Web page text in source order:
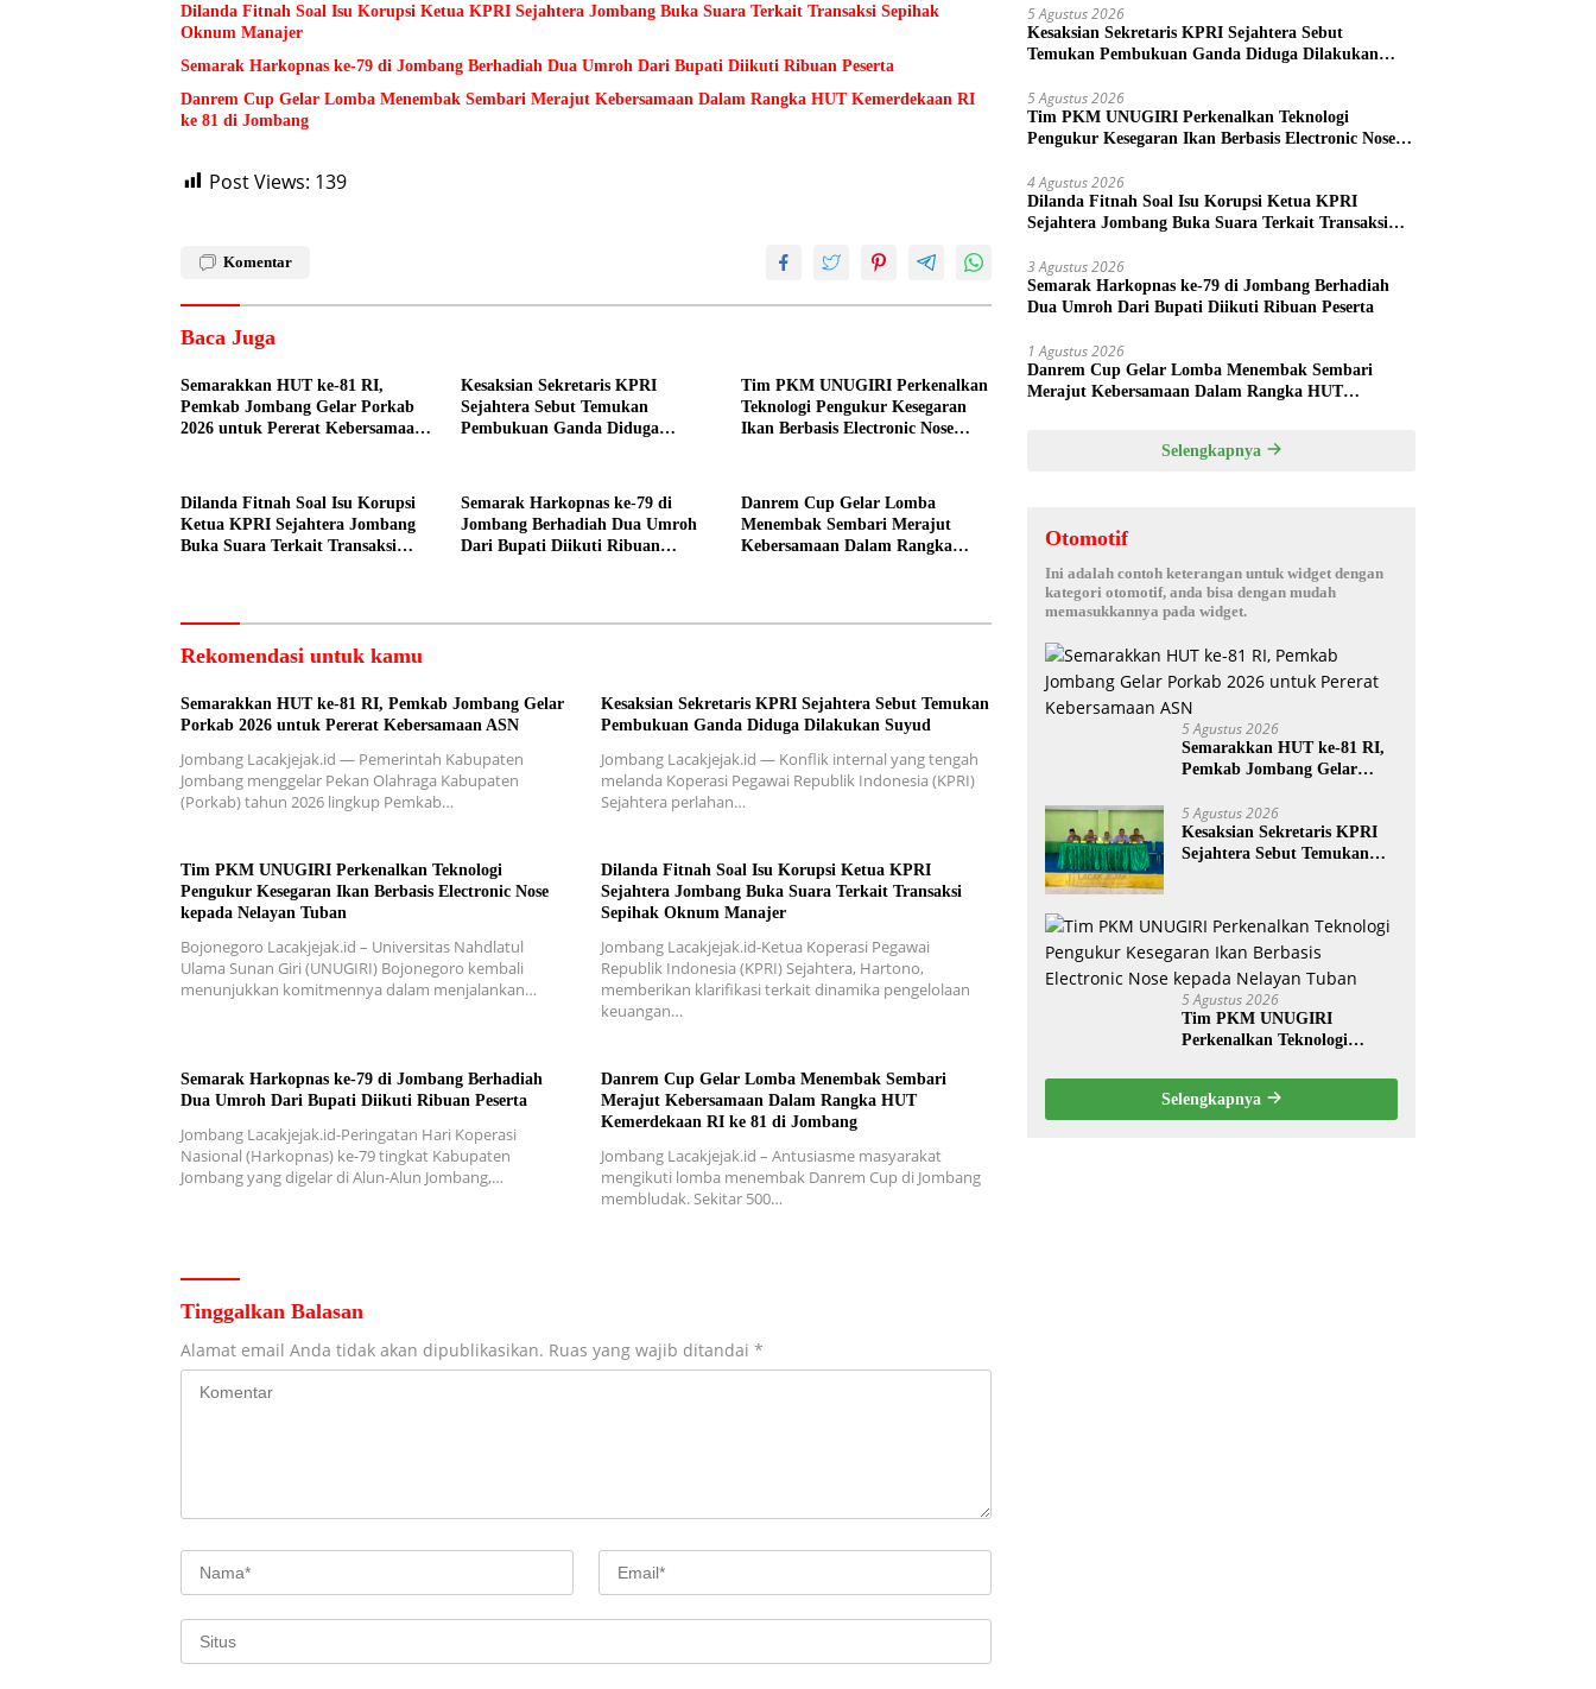
Dilanda Fitnah Soal Isu Korupsi Ketua KPRI Sejahtera Jombang Buka Suara Terkait Transaksi Sepihak
Oknum Manajer
Semarak Harkopnas ke-79 di Jombang Berhadiah Dua Umroh Dari Bupati Diikuti Ribuan Peserta
Danrem Cup Gelar Lomba Menembak Sembari Merajut Kebersamaan Dalam Rangka HUT Kemerdekaan RI
ke 81 di Jombang
Post Views: 139
Komentar
Baca Juga
Semarakkan HUT ke-81 RI,
Pemkab Jombang Gelar Porkab
2026 untuk Pererat Kebersamaan
Kesaksian Sekretaris KPRI
Sejahtera Sebut Temukan
Pembukuan Ganda Diduga
Tim PKM UNUGIRI Perkenalkan
Teknologi Pengukur Kesegaran
Ikan Berbasis Electronic Nose
Dilanda Fitnah Soal Isu Korupsi
Ketua KPRI Sejahtera Jombang
Buka Suara Terkait Transaksi
Semarak Harkopnas ke-79 di
Jombang Berhadiah Dua Umroh
Dari Bupati Diikuti Ribuan
Danrem Cup Gelar Lomba
Menembak Sembari Merajut
Kebersamaan Dalam Rangka
Rekomendasi untuk kamu
Semarakkan HUT ke-81 RI, Pemkab Jombang Gelar
Porkab 2026 untuk Pererat Kebersamaan ASN
Jombang Lacakjejak.id — Pemerintah Kabupaten
Jombang menggelar Pekan Olahraga Kabupaten
(Porkab) tahun 2026 lingkup Pemkab…
Kesaksian Sekretaris KPRI Sejahtera Sebut Temukan
Pembukuan Ganda Diduga Dilakukan Suyud
Jombang Lacakjejak.id — Konflik internal yang tengah
melanda Koperasi Pegawai Republik Indonesia (KPRI)
Sejahtera perlahan…
Tim PKM UNUGIRI Perkenalkan Teknologi
Pengukur Kesegaran Ikan Berbasis Electronic Nose
kepada Nelayan Tuban
Bojonegoro Lacakjejak.id – Universitas Nahdlatul
Ulama Sunan Giri (UNUGIRI) Bojonegoro kembali
menunjukkan komitmennya dalam menjalankan…
Dilanda Fitnah Soal Isu Korupsi Ketua KPRI
Sejahtera Jombang Buka Suara Terkait Transaksi
Sepihak Oknum Manajer
Jombang Lacakjejak.id-Ketua Koperasi Pegawai
Republik Indonesia (KPRI) Sejahtera, Hartono,
memberikan klarifikasi terkait dinamika pengelolaan
keuangan…
Semarak Harkopnas ke-79 di Jombang Berhadiah
Dua Umroh Dari Bupati Diikuti Ribuan Peserta
Jombang Lacakjejak.id-Peringatan Hari Koperasi
Nasional (Harkopnas) ke-79 tingkat Kabupaten
Jombang yang digelar di Alun-Alun Jombang,…
Danrem Cup Gelar Lomba Menembak Sembari
Merajut Kebersamaan Dalam Rangka HUT
Kemerdekaan RI ke 81 di Jombang
Jombang Lacakjejak.id – Antusiasme masyarakat
mengikuti lomba menembak Danrem Cup di Jombang
membludak. Sekitar 500…
Tinggalkan Balasan
Alamat email Anda tidak akan dipublikasikan. Ruas yang wajib ditandai *
5 Agustus 2026
Kesaksian Sekretaris KPRI Sejahtera Sebut
Temukan Pembukuan Ganda Diduga Dilakukan
5 Agustus 2026
Tim PKM UNUGIRI Perkenalkan Teknologi
Pengukur Kesegaran Ikan Berbasis Electronic Nose
4 Agustus 2026
Dilanda Fitnah Soal Isu Korupsi Ketua KPRI
Sejahtera Jombang Buka Suara Terkait Transaksi
3 Agustus 2026
Semarak Harkopnas ke-79 di Jombang Berhadiah
Dua Umroh Dari Bupati Diikuti Ribuan Peserta
1 Agustus 2026
Danrem Cup Gelar Lomba Menembak Sembari
Merajut Kebersamaan Dalam Rangka HUT
Selengkapnya
Otomotif
Ini adalah contoh keterangan untuk widget dengan
kategori otomotif, anda bisa dengan mudah
memasukkannya pada widget.
5 Agustus 2026
Semarakkan HUT ke-81 RI,
Pemkab Jombang Gelar
Kebersamaan ASN
5 Agustus 2026
Kesaksian Sekretaris KPRI
Sejahtera Sebut Temukan
5 Agustus 2026
Tim PKM UNUGIRI
Perkenalkan Teknologi
Berbasis Electronic Nose
kepada Nelayan Tuban
Selengkapnya